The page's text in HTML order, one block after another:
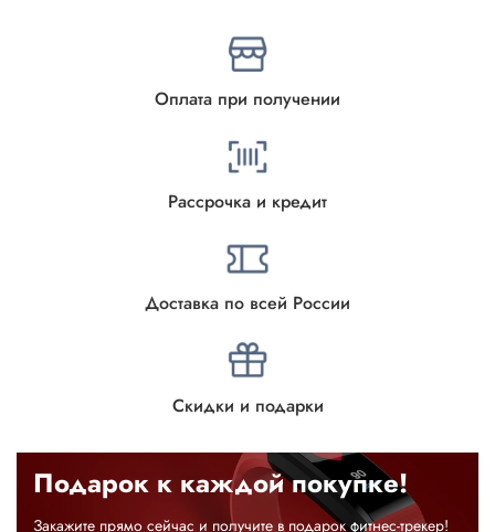
Оплата при получении
Рассрочка и кредит
Доставка по всей России
Скидки и подарки
Подарок к каждой покупке!
Закажите прямо сейчас и получите в подарок фитнес-трекер!